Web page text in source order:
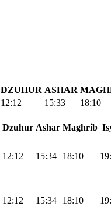
DZUHUR ASHAR
12:12 15:33
18:10
Dzuhur Ashar Maghrib
12:12 15:34 18:10
12:12 15:34 18:10